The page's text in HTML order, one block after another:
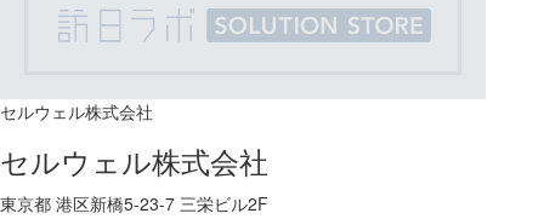
セルウェル株式会社
セルウェル株式会社
東京都 港区新橋5-23-7 三栄ビル2F